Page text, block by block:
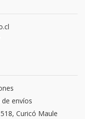
envíos
Curicó Maule